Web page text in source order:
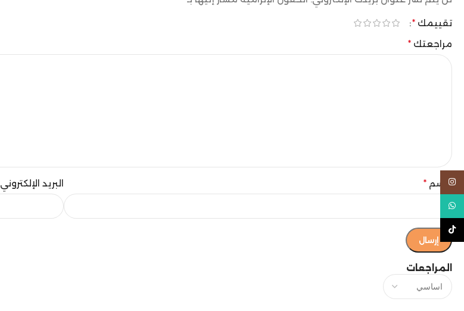
المراجعات
تقييمك *
مراجعتك *
الاسم * البريد الإلكتروني Instagram
TikTok